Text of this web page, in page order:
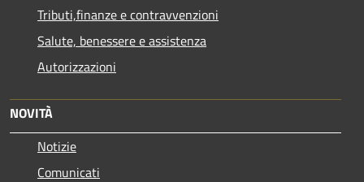
Tributi,finanze e contravvenzioni
Salute, benessere e assistenza
Autorizzazioni
NOVITÀ
Notizie
Comunicati